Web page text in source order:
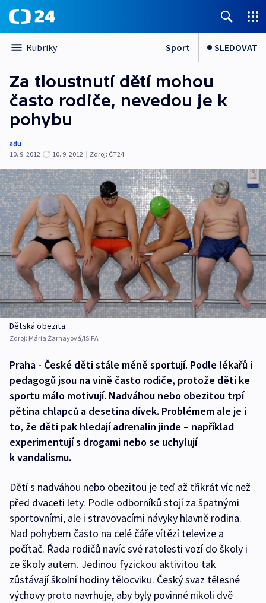
Rubriky Sport SLEDOVAT
Za tloustnutí dětí mohou
často rodiče, nevedou je k
pohybu
adu
10. 9. 2012
10. 9. 2012 | Zdroj: ČT24
Dětská obezita
Zdroj: Mária Žarnayová/ISIFA
Praha - České děti stále méně sportují. Podle lékařů i
pedagogů jsou na vině často rodiče, protože děti ke
sportu málo motivují. Nadváhou nebo obezitou trpí
pětina chlapců a desetina dívek. Problémem ale je i
to, že děti pak hledají adrenalin jinde – například
experimentují s drogami nebo se uchylují
k vandalismu.
Dětí s nadváhou nebo obezitou je teď až třikrát víc než
před dvaceti lety. Podle odborníků stojí za špatnými
sportovními, ale i stravovacími návyky hlavně rodina.
Nad pohybem často na celé čáře vítězí televize a
počítač. Řada rodičů navíc své ratolesti vozí do školy i
ze školy autem. Jedinou fyzickou aktivitou tak
zůstávají školní hodiny tělocviku. Český svaz tělesné
výchovy proto navrhuje, aby byly povinné nikoli dvě